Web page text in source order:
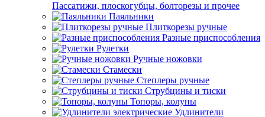
Пассатижи, плоскогубцы, болторезы и прочее
Паяльники
Плиткорезы ручные
Разные приспособления
Рулетки
Ручные ножовки
Стамески
Степлеры ручные
Струбцины и тиски
Топоры, колуны
Удлинители